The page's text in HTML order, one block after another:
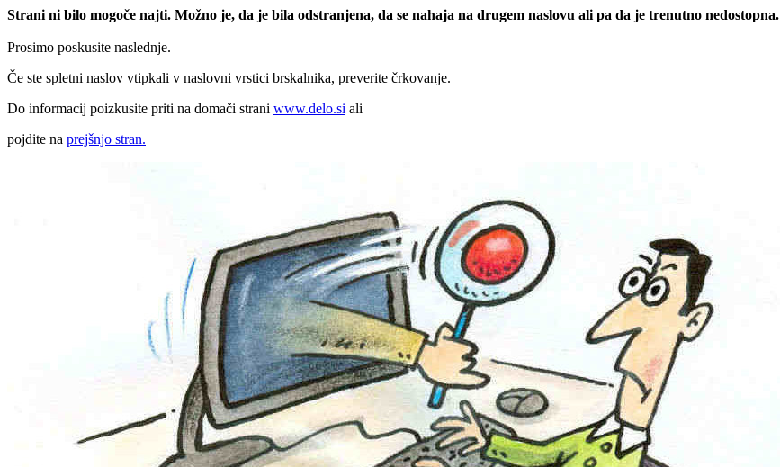
Strani ni bilo mogoče najti. Možno je, da je bila odstranjena, da se nahaja na drugem naslovu ali pa da je trenutno nedostopna.
Prosimo poskusite naslednje.
Če ste spletni naslov vtipkali v naslovni vrstici brskalnika, preverite črkovanje.
Do informacij poizkusite priti na domači strani www.delo.si ali
pojdite na prejšnjo stran.